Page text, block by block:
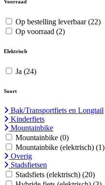
Voorraad
Op bestelling leverbaar(22)
Op voorraad (2)
Elektrisch
Ja (24)
Soort
Bak/Transportfiets en Longtail
Kinderfiets
Mountainbike
Mountainbike (0)
Mountainbike (elektrisch) (1)
Overig
Stadsfietsen
Stadsfiets (elektrisch) (20)